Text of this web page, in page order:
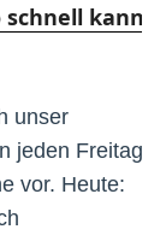
kann
unser
jeden Freitag
vor. Heute: